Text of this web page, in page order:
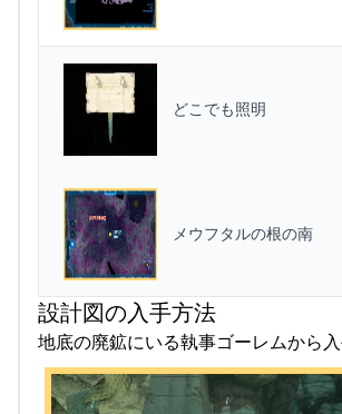
どこでも照明
メウフタルの根の南
設計図の入手方法
地底の廃鉱にいる執事ゴーレムから